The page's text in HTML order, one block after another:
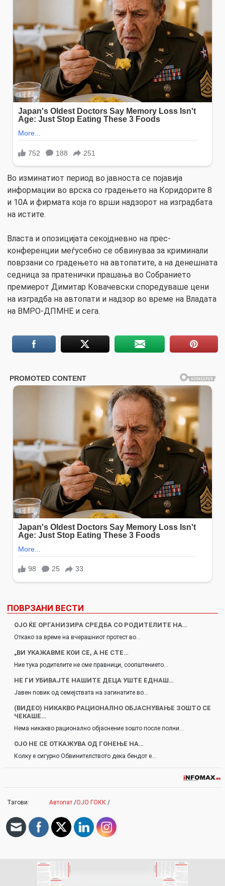
Во изминатиот период во јавноста се појавија
информации во врска со градењето на Коридорите 8
и 10А и фирмата која го врши надзорот на изградбата
на истите.
Власта и опозицијата секојдневно на прес-
конференции меѓусебно се обвинуваа за криминали
поврзани со градењето на автопатите, а на денешната
седница за пратенички прашања во Собранието
премиерот Димитар Ковачевски споредуваше цени
на изградба на автопати и надзор во време на Владата
на ВМРО-ДПМНЕ и сега.
ПОВРЗАНИ ВЕСТИ
ОЈО ЌЕ ОРГАНИЗИРА СРЕДБА СО РОДИТЕЛИТЕ НА…
Откако за време на вчерашниот протест во…
„ВИ УКАЖАВМЕ КОИ СЕ, А НЕ СТЕ…
Ние тука родителите не сме правници, соопштението…
НЕ ГИ УБИВАЈТЕ НАШИТЕ ДЕЦА УШТЕ ЕДНАШ…
Јавен повик од семејствата на загинатите во…
(ВИДЕО) НИКАКВО РАЦИОНАЛНО ОБЈАСНУВАЊЕ ЗОШТО СЕ
ЧЕКАШЕ…
Нема никакво рационално објаснение зошто после полни…
ОЈО НЕ СЕ ОТКАЖУВА ОД ГОНЕЊЕ НА…
Колку е сигурно Обвинителството дека бендот е…
Тагови: Автопат /ОЈО ГОКК /